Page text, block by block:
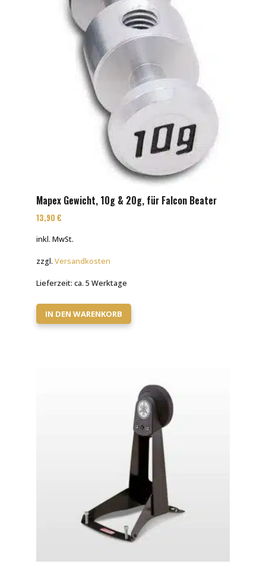
Mapex Gewicht, 10g & 20g, für Falcon Beater
13,90 €
inkl. MwSt.
zzgl. Versandkosten
Lieferzeit: ca. 5 Werktage
IN DEN WARENKORB